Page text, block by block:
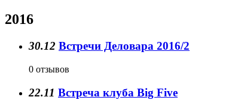
2016
30.12 Встречи Деловара 2016/2
0 отзывов
22.11 Встреча клуба Big Five